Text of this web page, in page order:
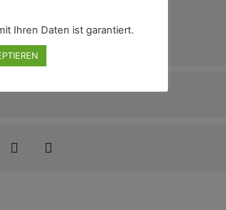
Ihren Daten ist garantiert.